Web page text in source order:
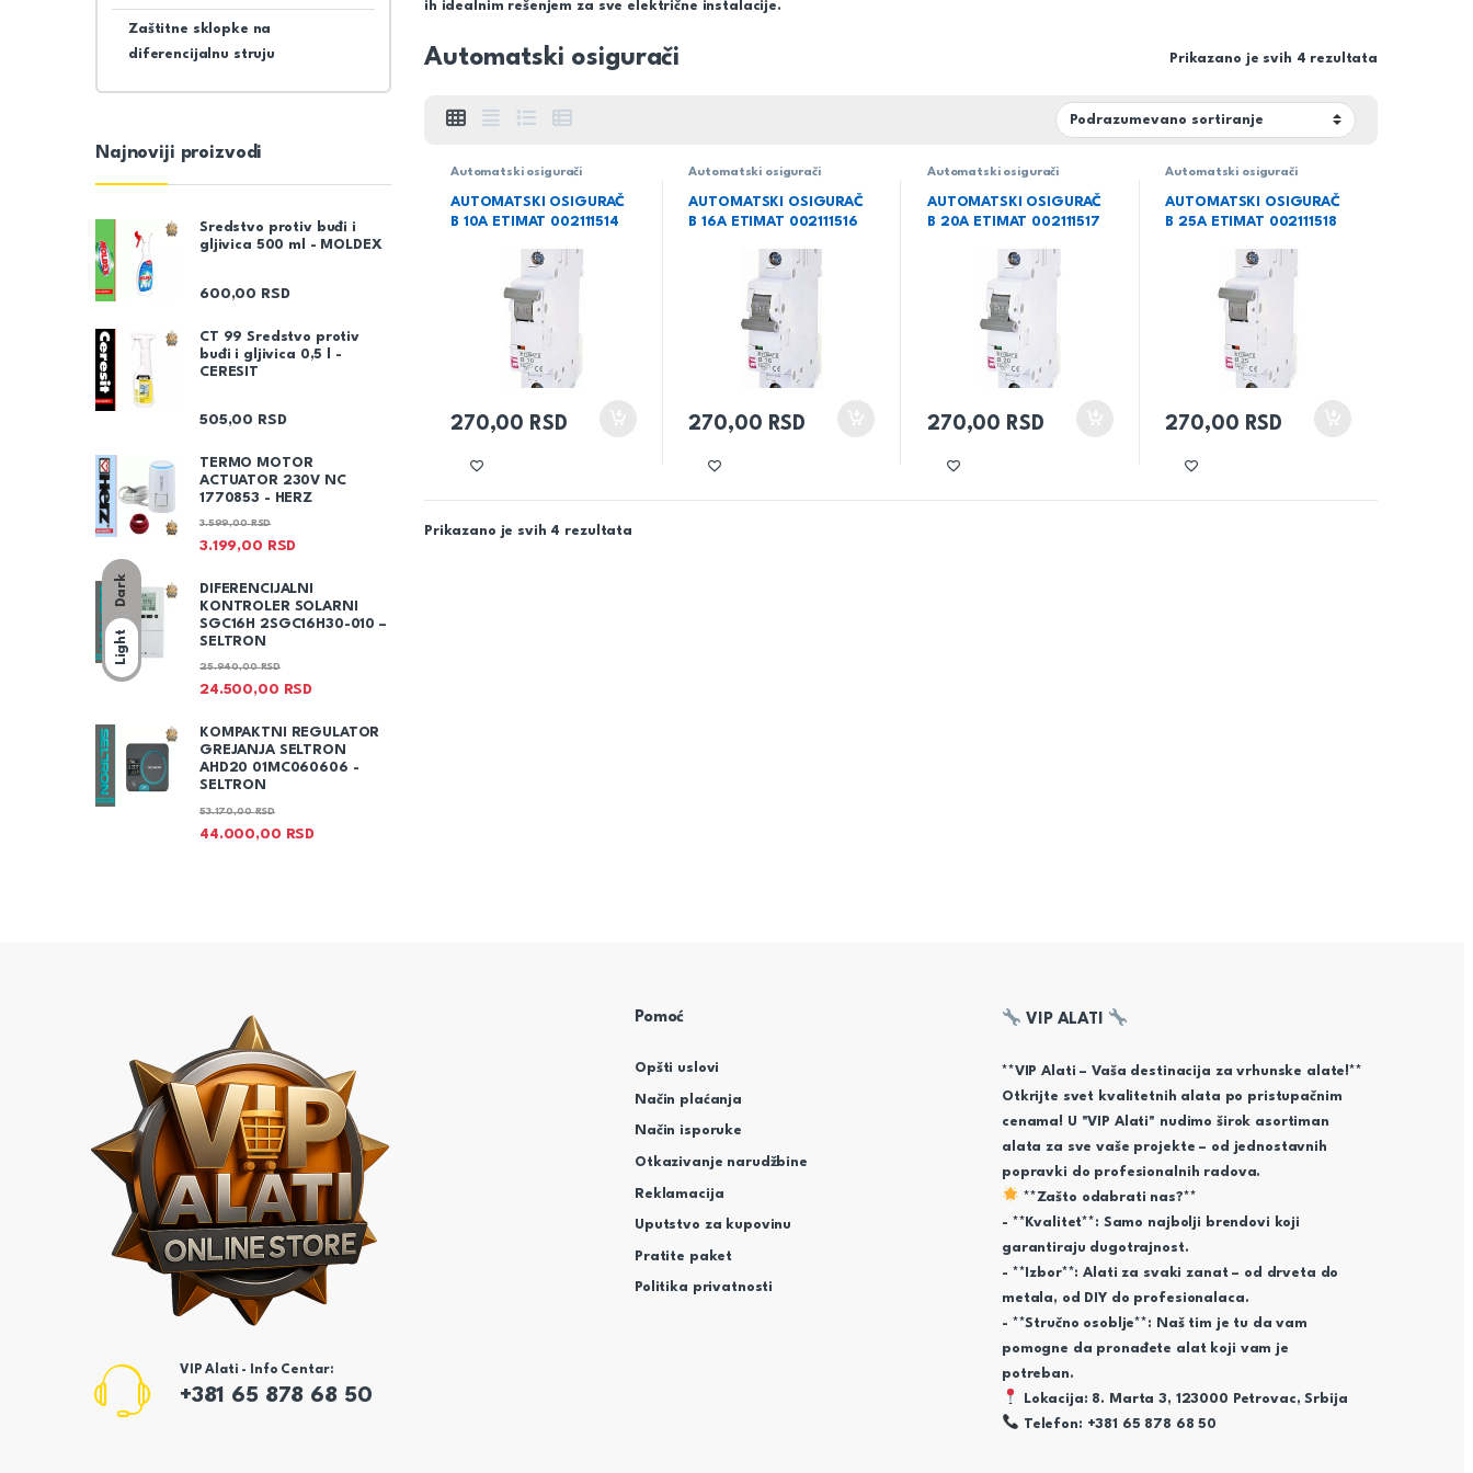
Dark
Light
ih idealnim rešenjem za sve električne instalacije.
Automatski osigurači Prikazano je svih 4 rezultata
Automatski osigurači
AUTOMATSKI OSIGURAČ
B 10A ETIMAT 002111514
270,00 RSD
Automatski osigurači
AUTOMATSKI OSIGURAČ
B 16A ETIMAT 002111516
270,00 RSD
Automatski osigurači
AUTOMATSKI OSIGURAČ
B 20A ETIMAT 002111517
270,00 RSD
Automatski osigurači
AUTOMATSKI OSIGURAČ
B 25A ETIMAT 002111518
270,00 RSD
Prikazano je svih 4 rezultata
Zaštitne sklopke na
diferencijalnu struju
Najnoviji proizvodi
Sredstvo protiv buđi i
gljivica 500 ml - MOLDEX
600,00 RSD
CT 99 Sredstvo protiv
buđi i gljivica 0,5 l -
CERESIT
505,00 RSD
TERMO MOTOR
ACTUATOR 230V NC
1770853 - HERZ
3.199,00 RSD
3.599,00RSD
DIFERENCIJALNI
KONTROLER SOLARNI
SGC16H 2SGC16H30-010 –
SELTRON
24.500,00 RSD
25.940,00RSD
KOMPAKTNI REGULATOR
GREJANJA SELTRON
AHD20 01MC060606 -
SELTRON
44.000,00 RSD
53.170,00RSD
VIP Alati - Info Centar:
+381 65 878 68 50
Pomoć
Opšti uslovi
Način plaćanja
Način isporuke
Otkazivanje narudžbine
Reklamacija
Uputstvo za kupovinu
Pratite paket
Politika privatnosti
VIP ALATI
**VIP Alati – Vaša destinacija za vrhunske alate!**
Otkrijte svet kvalitetnih alata po pristupačnim
cenama! U "VIP Alati" nudimo širok asortiman
alata za sve vaše projekte – od jednostavnih
popravki do profesionalnih radova.
**Zašto odabrati nas?**
- **Kvalitet**: Samo najbolji brendovi koji
garantiraju dugotrajnost.
- **Izbor**: Alati za svaki zanat – od drveta do
metala, od DIY do profesionalaca.
- **Stručno osoblje**: Naš tim je tu da vam
pomogne da pronađete alat koji vam je
potreban.
Lokacija: 8. Marta 3, 123000 Petrovac, Srbija
Telefon: +381 65 878 68 50